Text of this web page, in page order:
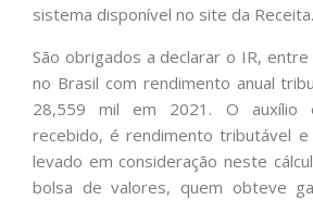
sistema disponível no site da Receita.
São obrigados a declarar o IR,
no Brasil com rendimento anual
28,559 mil em 2021. O auxílio
recebido, é rendimento tributável
levado em consideração neste
bolsa de valores, quem obteve